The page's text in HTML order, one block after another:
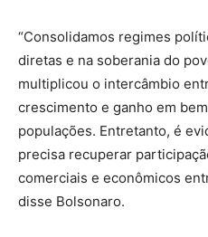
“Consolidamos regimes
diretas e na soberania do
multiplicou o intercâmbio
crescimento e ganho em
populações. Entretanto, é
precisa recuperar
comerciais e econômicos
disse Bolsonaro.